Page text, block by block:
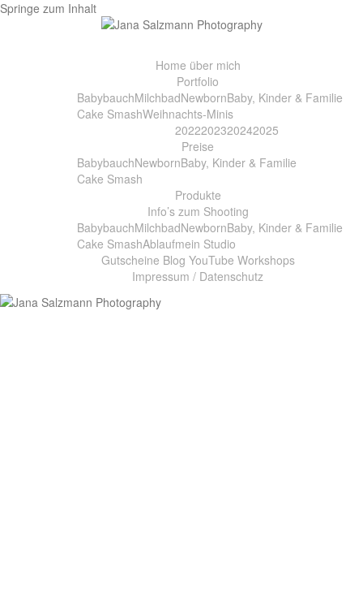
Springe zum Inhalt
Home über mich
Portfolio
BabybauchMilchbadNewbornBaby, Kinder & Familie
Cake SmashWeihnachts-Minis
2022202320242025
Preise
BabybauchNewbornBaby, Kinder & Familie
Cake Smash
Produkte
Info’s zum Shooting
BabybauchMilchbadNewbornBaby, Kinder & Familie
Cake SmashAblaufmein Studio
Gutscheine Blog YouTube Workshops
Impressum / Datenschutz